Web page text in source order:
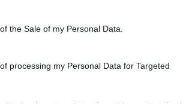
the Sale of my Personal Data.
processing my Personal Data for Targeted